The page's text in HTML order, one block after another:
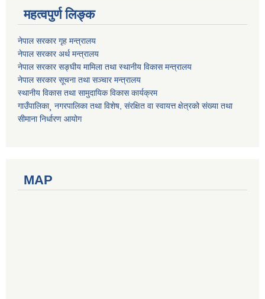
महत्वपुर्ण लिङ्क
नेपाल सरकार गृह मन्त्रालय
नेपाल सरकार अर्थ मन्त्रालय
नेपाल सरकार सङ्घीय मामिला तथा स्थानीय विकास मन्त्रालय
नेपाल सरकार सूचना तथा सञ्चार मन्त्रालय
स्थानीय विकास तथा सामुदायिक विकास कार्यक्रम
गाउँपालिका¸ नगरपालिका तथा विशेष, संरक्षित वा स्वायत्त क्षेत्रको संख्या तथा
सीमाना निर्धारण आयोग
MAP